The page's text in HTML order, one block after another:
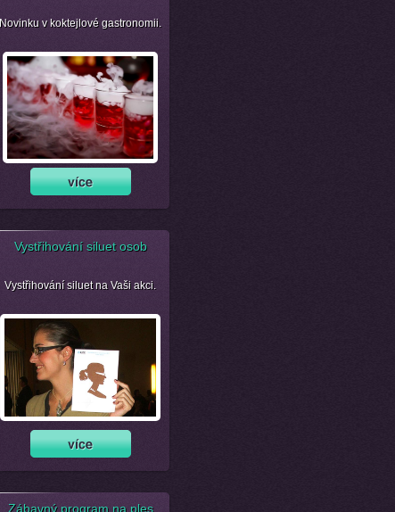
Novinku v koktejlové gastronomii.
Vystřihování siluet osob
Vystřihování siluet na Vaši akci.
Zábavný program na ples